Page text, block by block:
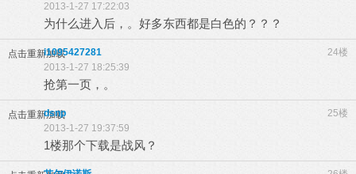
2013-1-27 17:22:03
为什么进入后，。好多东西都是白色的？？？
点击重新加载 24楼
i1095427281
2013-1-27 18:25:39
抢第一页，。
点击重新加载 25楼
dsnp
2013-1-27 19:37:59
1楼那个下载是战风？